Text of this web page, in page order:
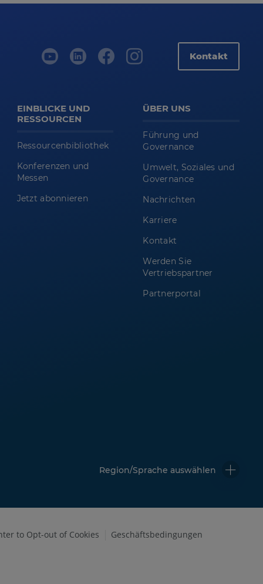
Kontakt
EINBLICKE UND
RESSOURCEN
Ressourcenbibliothek
Konferenzen und
Messen
Jetzt abonnieren
ÜBER UNS
Führung und
Governance
Umwelt, Soziales und
Governance
Nachrichten
Karriere
Kontakt
Werden Sie
Vertriebspartner
Partnerportal
Region/Sprache auswählen
to Opt-out of Cookies Geschäftsbedingungen